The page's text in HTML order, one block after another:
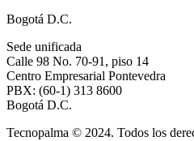
Bogotá D.C.
Sede unificada
Calle 98 No. 70-91, piso 14
Centro Empresarial Pontevedra
PBX: (60-1) 313 8600
Bogotá D.C.
Tecnopalma © 2024. Todos los